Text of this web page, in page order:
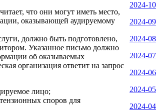
что они могут иметь место,
оказывающей аудируемому
должно быть подготовлено,
Указанное письмо должно
об оказываемых
организация ответит на запрос
лицо;
споров для
2024-10
2024-09
2024-08
2024-07
2024-06
2024-05
2024-04